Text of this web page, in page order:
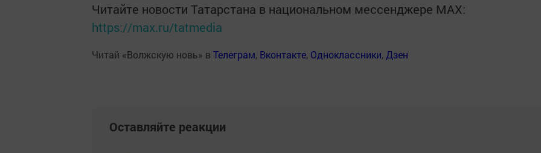
Читайте новости Татарстана в национальном мессенджере MАХ:
https://max.ru/tatmedia
Читай «Волжскую новь» в Телеграм, Вконтакте, Одноклассники, Дзен
Оставляйте реакции